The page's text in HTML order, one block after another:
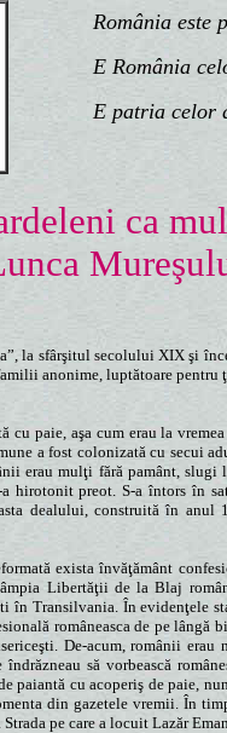
România este
E România
E patria celor
ca
la sfârşitul secolului XIX şi
anonime, luptătoare pentru
cu paie, aşa cum erau la
a fost colonizată cu secui
erau mulţi fără pamânt,
hirotonit preot. S-a întors în
dealului, construită în anul
exista învăţământ
Libertăţii de la Blaj
în Transilvania. În evidenţele
româneasca de pe
De-acum, românii
să vorbească
paiantă cu acoperiş de paie,
din gazetele vremii. În
Strada pe care a locuit Lazăr